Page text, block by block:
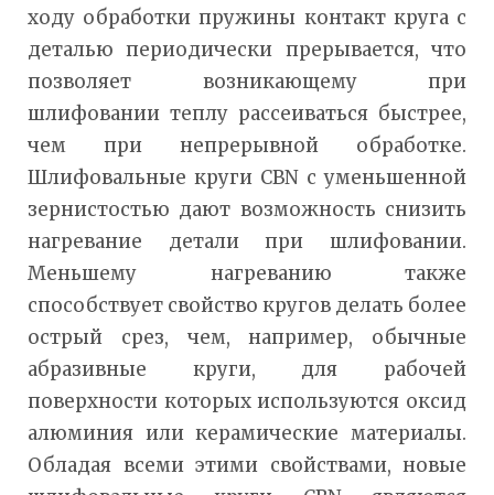
ходу обработки пружины контакт круга с
деталью периодически прерывается, что
позволяет возникающему при
шлифовании теплу рассеиваться быстрее,
чем при непрерывной обработке.
Шлифовальные круги CBN с уменьшенной
зернистостью дают возможность снизить
нагревание детали при шлифовании.
Меньшему нагреванию также
способствует свойство кругов делать более
острый срез, чем, например, обычные
абразивные круги, для рабочей
поверхности которых используются оксид
алюминия или керамические материалы.
Обладая всеми этими свойствами, новые